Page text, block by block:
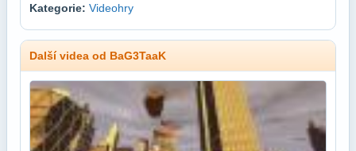
Kategorie: Videohry
Další videa od BaG3TaaK